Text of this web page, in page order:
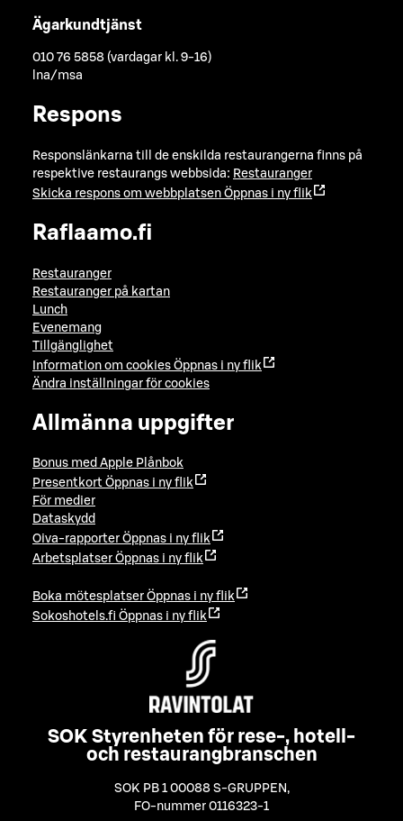
Ägarkundtjänst
010 76 5858 (vardagar kl. 9-16)
lna/msa
Respons
Responslänkarna till de enskilda restaurangerna finns på
respektive restaurangs webbsida: Restauranger
Skicka respons om webbplatsen Öppnas i ny flik
Raflaamo.fi
Restauranger
Restauranger på kartan
Lunch
Evenemang
Tillgänglighet
Information om cookies Öppnas i ny flik
Ändra inställningar för cookies
Allmänna uppgifter
Bonus med Apple Plånbok
Presentkort Öppnas i ny flik
För medier
Dataskydd
Oiva-rapporter Öppnas i ny flik
Arbetsplatser Öppnas i ny flik
Boka mötesplatser Öppnas i ny flik
Sokoshotels.fi Öppnas i ny flik
SOK Styrenheten för rese-, hotell-
och restaurangbranschen
SOK PB 1 00088 S-GRUPPEN ,
FO-nummer 0116323-1